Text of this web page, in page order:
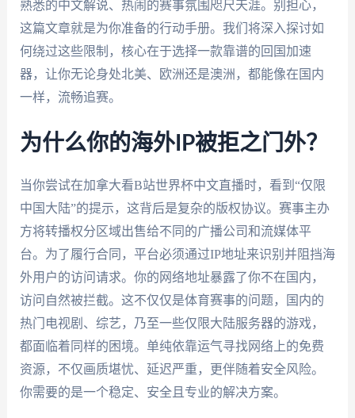
熟悉的中文解说、热闹的赛事氛围咫尺天涯。别担心，
这篇文章就是为你准备的行动手册。我们将深入探讨如
何绕过这些限制，核心在于选择一款靠谱的回国加速
器，让你无论身处北美、欧洲还是澳洲，都能像在国内
一样，流畅追赛。
为什么你的海外IP被拒之门外？
当你尝试在加拿大看B站世界杯中文直播时，看到“仅限
中国大陆”的提示，这背后是复杂的版权协议。赛事主办
方将转播权分区域出售给不同的广播公司和流媒体平
台。为了履行合同，平台必须通过IP地址来识别并阻挡海
外用户的访问请求。你的网络地址暴露了你不在国内，
访问自然被拦截。这不仅仅是体育赛事的问题，国内的
热门电视剧、综艺，乃至一些仅限大陆服务器的游戏，
都面临着同样的困境。单纯依靠运气寻找网络上的免费
资源，不仅画质堪忧、延迟严重，更伴随着安全风险。
你需要的是一个稳定、安全且专业的解决方案。